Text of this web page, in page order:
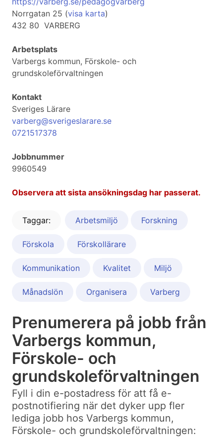
Norrgatan 25 (visa karta)
432 80 VARBERG
Arbetsplats
Varbergs kommun, Förskole- och
grundskoleförvaltningen
Kontakt
Sveriges Lärare
varberg@sverigeslarare.se
0721517378
Jobbnummer
9960549
Observera att sista ansökningsdag har passerat.
Taggar: Arbetsmiljö Forskning
Förskola Förskollärare
Kommunikation Kvalitet Miljö
Månadslön Organisera Varberg
Prenumerera på jobb från
Varbergs kommun,
Förskole- och
grundskoleförvaltningen
Fyll i din e-postadress för att få e-
postnotifiering när det dyker upp fler
lediga jobb hos Varbergs kommun,
Förskole- och grundskoleförvaltningen: